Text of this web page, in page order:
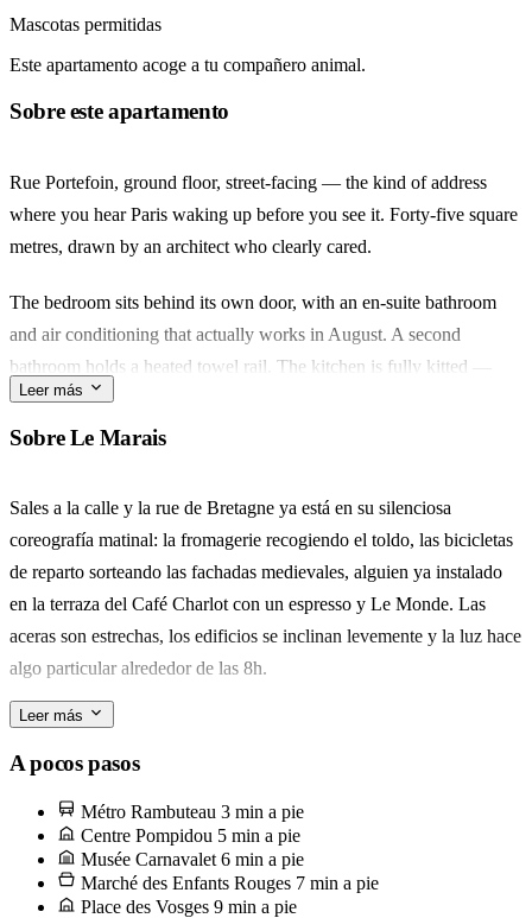
Mascotas permitidas
Este apartamento acoge a tu compañero animal.
Sobre este apartamento
Rue Portefoin, ground floor, street-facing — the kind of address
where you hear Paris waking up before you see it. Forty-five square
metres, drawn by an architect who clearly cared.
The bedroom sits behind its own door, with an en-suite bathroom
and air conditioning that actually works in August. A second
bathroom holds a heated towel rail. The kitchen is fully kitted —
oven, dishwasher, wine glasses on the shelf.
bentos eaten elbow-to-elbow. Rue de Bretagne handles the rest —
bakeries, wine bars, an aperitif crowd that spills onto the pavement
by seven.
Built for a couple, workable for four with the sofa bed. What stays
with you is the quiet competence of the place — every corner
thought through, nothing shouting for attention. L'équipe is a
message away if you need us.
Leer más
Sobre Le Marais
Sales a la calle y la rue de Bretagne ya está en su silenciosa
coreografía matinal: la fromagerie recogiendo el toldo, las bicicletas
de reparto sorteando las fachadas medievales, alguien ya instalado
en la terraza del Café Charlot con un espresso y Le Monde. Las
aceras son estrechas, los edificios se inclinan levemente y la luz hace
algo particular alrededor de las 8h.
A dos minutos hacia el norte está el Marché des Enfants Rouges, el
mercado cubierto más antiguo de París, abierto desde 1615. No te
apoyados en un banco de madera compartido. Los sábados al
mediodía son un caos del mejor tipo; los martes por la mañana, solo
tú y los vendedores.
Leer más
A pocos pasos
Métro Rambuteau 3 min a pie
Centre Pompidou 5 min a pie
Musée Carnavalet 6 min a pie
Marché des Enfants Rouges 7 min a pie
Place des Vosges 9 min a pie